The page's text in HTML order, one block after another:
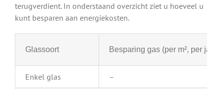
terugverdient. In onderstaand overzicht ziet u hoeveel u
kunt besparen aan energiekosten.
Glassoort Besparing gas (per m², per jaar)
Enkel glas –